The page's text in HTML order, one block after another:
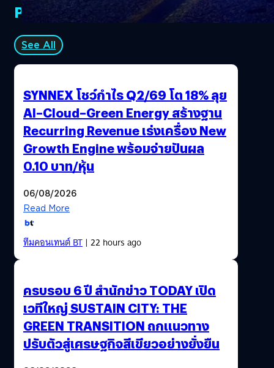
PR Partners
See All
SYNNEX โชว์กำไร Q2/69 โต 18% ลุย
AI–Cloud–Green Energy สร้างฐาน
Recurring Revenue เร่งเครื่อง New
Growth Engine พร้อมจ่ายปันผล
0.10 บาท/หุ้น
06/08/2026
Read More
ทีมคอนเทนต์ BT| 22 hours ago
ครบรอบ 6 ปี สำนักข่าว TODAY เปิด
เวทีใหญ่ SUSTAIN CITY: THE
GREEN TRANSITION ถกแนวทาง
ปรับตัวสู่เศรษฐกิจสีเขียวอย่างยั่งยืน